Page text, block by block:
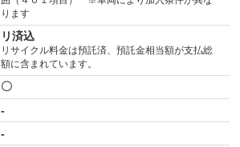
ります
リ済込
リサイクル料金は預託済、預託金相当額が支払総
額に含まれています。
〇
-
-